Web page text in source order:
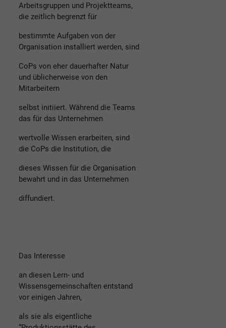
Arbeitsgruppen und Projektteams,
die zeitlich begrenzt für
bestimmte Aufgaben von der
Organisation installiert werden, sind
CoPs von eher dauerhafter Natur
und üblicherweise von den
Mitarbeitern
selbst initiiert. Während die Teams
das für das Unternehmen
wertvolle Wissen erarbeiten, sind
die CoPs die Institution, die
dieses Wissen für die Organisation
bewahrt und in das Unternehmen
diffundiert.
Das Interesse
an diesen Lern- und
Wissensgemeinschaften entstand
vor einigen Jahren,
als sie als eigentliche